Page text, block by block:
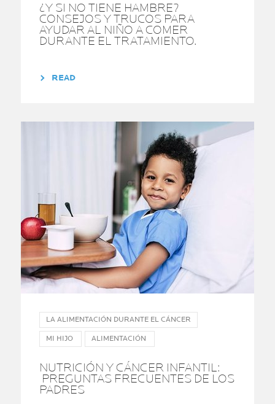
¿Y SI NO TIENE HAMBRE?
CONSEJOS Y TRUCOS PARA
AYUDAR AL NIÑO A COMER
DURANTE EL TRATAMIENTO.
READ
LA ALIMENTACIÓN DURANTE EL CÁNCER
MI HIJO ALIMENTACIÓN
NUTRICIÓN Y CÁNCER INFANTIL:
PREGUNTAS FRECUENTES DE LOS
PADRES